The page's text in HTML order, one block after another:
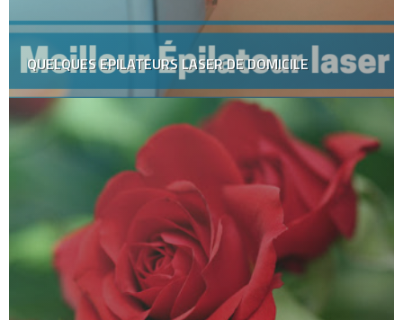
QUELQUES EPILATEURS LASER DE DOMICILE